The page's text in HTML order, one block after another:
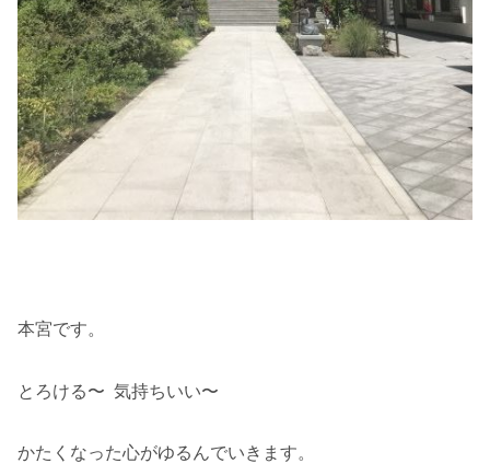
本宮です。
とろける〜 気持ちいい〜
かたくなった心がゆるんでいきます。